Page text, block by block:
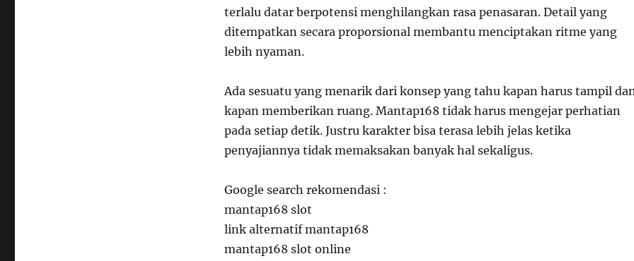
terlalu datar berpotensi menghilangkan rasa penasaran. Detail yang
ditempatkan secara proporsional membantu menciptakan ritme yang
lebih nyaman.
Ada sesuatu yang menarik dari konsep yang tahu kapan harus tampil
kapan memberikan ruang. Mantap168 tidak harus mengejar perhatian
pada setiap detik. Justru karakter bisa terasa lebih jelas ketika
penyajiannya tidak memaksakan banyak hal sekaligus.
Google search rekomendasi :
mantap168 slot
link alternatif mantap168
mantap168 slot online